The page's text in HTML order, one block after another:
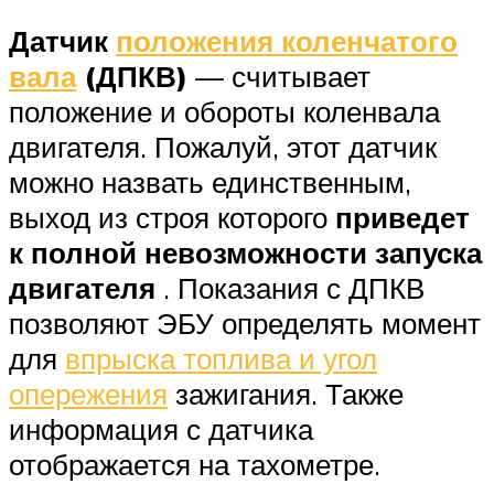
Датчик положения коленчатого
вала(ДПКВ) — считывает
положение и обороты коленвала
двигателя. Пожалуй, этот датчик
можно назвать единственным,
выход из строя которого приведет
к полной невозможности запуска
двигателя . Показания с ДПКВ
позволяют ЭБУ определять момент
для впрыска топлива и угол
опережения зажигания. Также
информация с датчика
отображается на тахометре.